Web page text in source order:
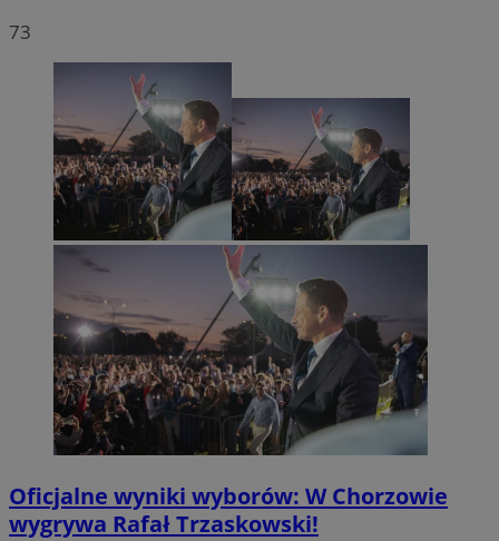
73
Oficjalne wyniki wyborów: W Chorzowie
wygrywa Rafał Trzaskowski!